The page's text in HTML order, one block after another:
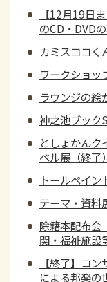
【12月19日
のCD・DVD
カミスココく
ワークショッ
ラウンジの絵
神之池ブック
としょかんク
ベル展（終了）
トールペイ
テーマ・資料
除籍本配布会
関・福祉施設
【終了】コ
による邦楽の